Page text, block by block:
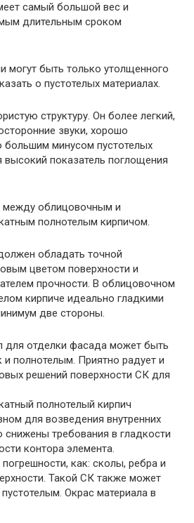
самый большой вес и
длительным сроком
могут быть только утолщенного
о пустотелых материалах.
структуру. Он более легкий,
звуки, хорошо
большим минусом пустотелых
высокий показатель поглощения
между облицовочным и
полнотелым кирпичом.
обладать точной
цветом поверхности и
прочности. В облицовочном
кирпиче идеально гладкими
две стороны.
для отделки фасада может быть
и полнотелым. Приятно радует и
решений поверхности СК для
полнотелый кирпич
для возведения внутренних
снижены требования в гладкости
контора элемента.
как: сколы, ребра и
Такой СК также может
Окрас материала в